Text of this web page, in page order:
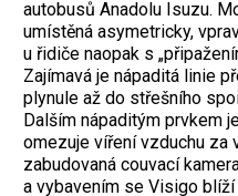
autobusů Anadolu Isuzu.
umístěná asymetricky,
u řidiče naopak s
Zajímavá je nápaditá linie
plynule až do střešního
Dalším nápaditým prvkem
omezuje víření vzduchu za
zabudovaná couvací
a vybavením se Visigo